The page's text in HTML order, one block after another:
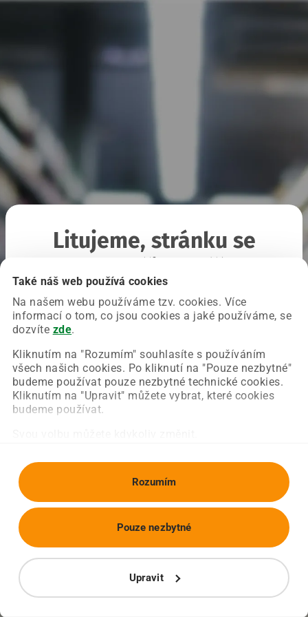
Také náš web používá cookies
Na našem webu používáme tzv. cookies. Více
informací o tom, co jsou cookies a jaké používáme, se
dozvíte zde.
Kliknutím na "Rozumím" souhlasíte s používáním
všech našich cookies. Po kliknutí na "Pouze nezbytné"
budeme používat pouze nezbytné technické cookies.
Kliknutím na "Upravit" můžete vybrat, které cookies
budeme používat.
Rozumím
Upravit
Pouze nezbytné
Litujeme, stránku se
Chyba nastala na naší straně a už ji opravujeme.
Zkuste prosím znovu načíst požadovanou stránku.
Obnovit stránku Úvodní strana